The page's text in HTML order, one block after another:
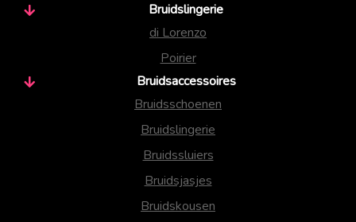
Bruidslingerie
di Lorenzo
Poirier
Bruidsaccessoires
Bruidsschoenen
Bruidslingerie
Bruidssluiers
Bruidsjasjes
Bruidskousen